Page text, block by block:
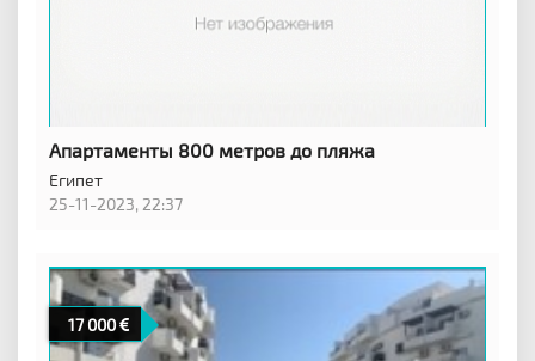
Апартаменты 800 метров до пляжа
Египет
25-11-2023, 22:37
17 000